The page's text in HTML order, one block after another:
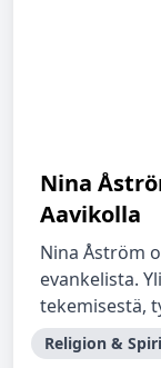
Nina
Aavikolla
Nina Åström
evankelista.
tekemisestä,
Religion &